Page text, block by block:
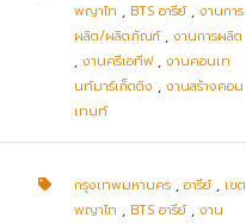
พญาไท , BTS อารีย์,งานการ
ผลิต/ผลิตภัณฑ์,งานการผลิต
,งานครีเอทีฟ,งานคอนเท
นท์มาร์เก็ตติง ,งานสร้างคอน
เทนท์
กรุงเทพมหานคร ,อารีย์, เขต
พญาไท , BTS อารีย์,งาน